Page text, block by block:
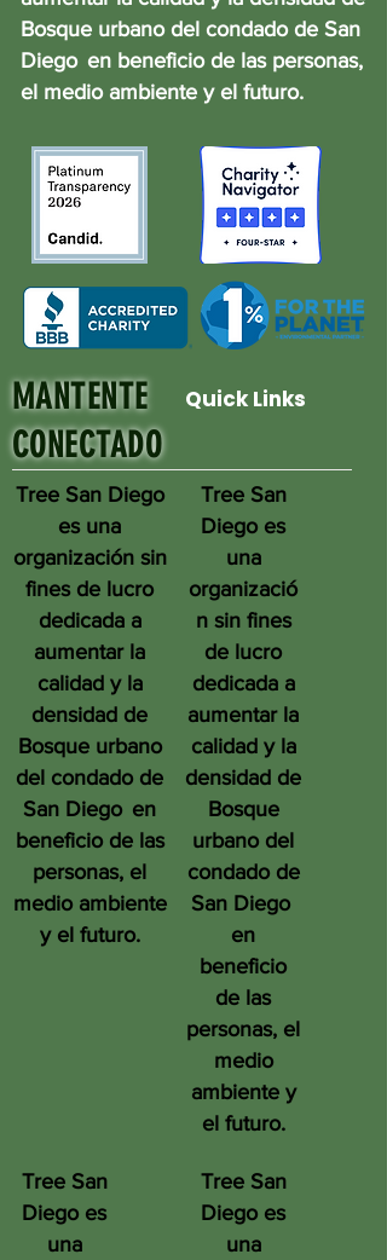
Bosque urbano del condado de San
Diego en beneficio de las personas,
el medio ambiente y el futuro.
MANTENTE
CONECTADO
Quick Links
Tree San Diego
es una
organización sin
fines de lucro
dedicada a
aumentar la
calidad y la
densidad de
Bosque urbano
del condado de
San Diego en
beneficio de las
personas, el
medio ambiente
y el futuro.
Tree San
Diego es
una
Tree San
Diego es
una
organizació
n sin fines
de lucro
dedicada a
aumentar la
calidad y la
densidad de
Bosque
urbano del
condado de
San Diego
en
beneficio
de las
personas, el
medio
ambiente y
el futuro.
Tree San
Diego es
una